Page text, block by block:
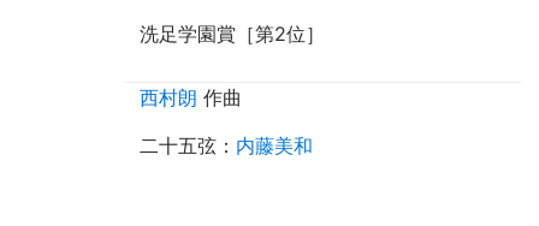
洗足学園賞［第2位］
西村朗 作曲
二十五弦 ： 内藤美和